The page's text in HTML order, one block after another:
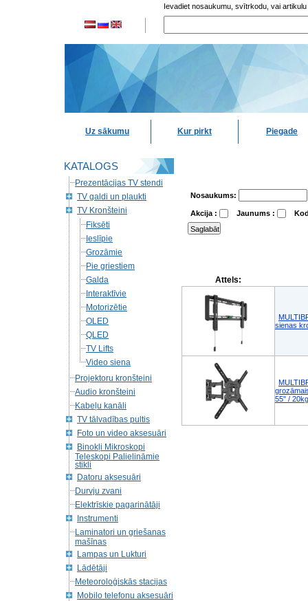
Ievadiet nosaukumu, svītrkodu, vai artikulu
Uz sākumu Kur pirkt Piegade
KATALOGS
Prezentācijas TV stendi
TV galdi un plaukti
TV Kronšteini
Fiksēti
Ieslīpie
Grozāmie
Pie griestiem
Galda
Interaktīvie
Motorizētie
OLED
QLED
TV Lifts
Video siena
Projektoru kronšteini
Audio kronšteini
Kabeļu kanāli
TV tālvadības pultis
Foto un video aksesuāri
Binokļi Mikroskopi
Teleskopi Palielināmie
stikli
Datoru aksesuāri
Durvju zvani
Elektrīskie pagarinātāji
Instrumenti
Laminatori un griešanas
mašīnas
Lampas un Lukturi
Lādētāji
Meteoroloģiskās stacijas
Mobilo telefonu aksesuāri
Nosaukums:
Akcija : Jaunums :
Attels:
sienas
55" /